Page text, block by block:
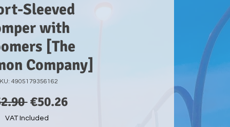
Sleeved
with
[The
Company]
4905179356162
Regular
Price
€50.26Sale
VAT Included